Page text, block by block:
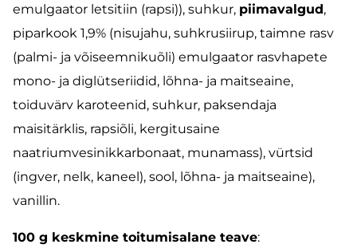
emulgaator letsitiin (rapsi)), suhkur, piimavalgud,
piparkook 1,9% (nisujahu, suhkrusiirup, taimne rasv
(palmi- ja võiseemnikuõli) emulgaator rasvhapete
mono- ja diglütseriidid, lõhna- ja maitseaine,
toiduvärv karoteenid, suhkur, paksendaja
maisitärklis, rapsiõli, kergitusaine
naatriumvesinikkarbonaat, munamass), vürtsid
(ingver, nelk, kaneel), sool, lõhna- ja maitseaine),
vanillin.
100 g keskmine toitumisalane teave: